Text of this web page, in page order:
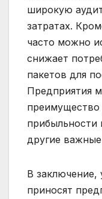
широкую
затратах.
часто можно
снижает
пакетов для
Предприятия
прибыльности
другие
В заключение,
приносят